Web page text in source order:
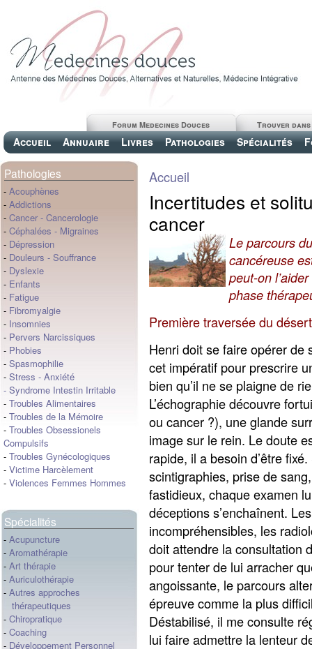
Accueil Annuaire Livres Pathologies Spécialités
Trouver
Forum Medecines Douces
Pathologies
- Acouphènes
- Addictions
- Cancer - Cancerologie
- Céphalées - Migraines
- Dépression
- Douleurs - Souffrance
- Dyslexie
- Enfants
- Fatigue
- Fibromyalgie
- Insomnies
- Pervers Narcissiques
- Phobies
- Spasmophilie
- Stress - Anxiété
- Syndrome Intestin Irritable
- Troubles Alimentaires
- Troubles de la Mémoire
- Troubles Obsessionels
Compulsifs
- Troubles Gynécologiques
- Victime Harcèlement
- Violences Femmes Hommes
Spécialités
- Acupuncture
- Aromathérapie
- Art thérapie
- Auriculothérapie
- Autres approches
thérapeutiques
- Chiropratique
- Coaching
- Développement Personnel
Accueil
Incertitudes et
cancer
Le parcours
cancéreuse
peut-on
phase
Première traversée du
Henri doit se faire opérer de
cet impératif pour prescrire
bien qu’il ne se plaigne de
L’échographie découvre
ou cancer ?), une glande
image sur le rein. Le doute
rapide, il a besoin d’être
scintigraphies, prise de
fastidieux, chaque examen
déceptions s’enchaînent.
incompréhensibles, les
doit attendre la consultation
pour tenter de lui arracher
angoissante, le parcours
épreuve comme la plus
Déstabilisé, il me consulte
lui faire admettre la lenteur